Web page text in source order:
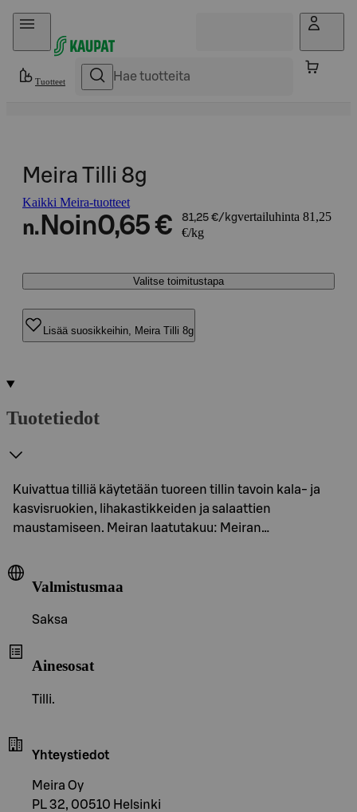
Hyppää sisältöön
Tuotteet
Meira Tilli 8g
Kaikki Meira-tuotteet
n. Noin0,65 € 81,25 €/kgvertailuhinta 81,25
€/kg
Valitse toimitustapa
Lisää suosikkeihin, Meira Tilli 8g
Tuotetiedot
Kuivattua tilliä käytetään tuoreen tillin tavoin kala- ja
kasvisruokien, lihakastikkeiden ja salaattien
maustamiseen. Meiran laatutakuu: Meiran…
Valmistusmaa
Saksa
Ainesosat
Tilli.
Yhteystiedot
Meira Oy
PL 32, 00510 Helsinki